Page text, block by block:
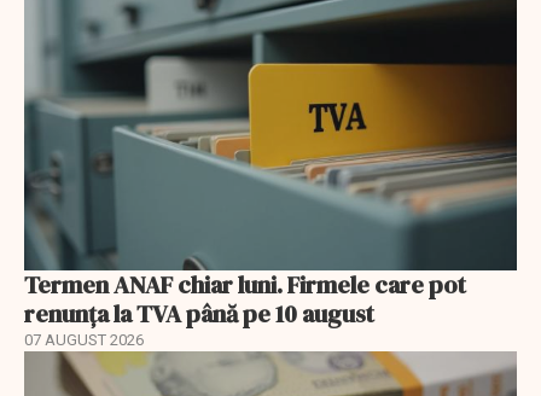
Termen ANAF chiar luni. Firmele care pot
renunța la TVA până pe 10 august
07 AUGUST 2026